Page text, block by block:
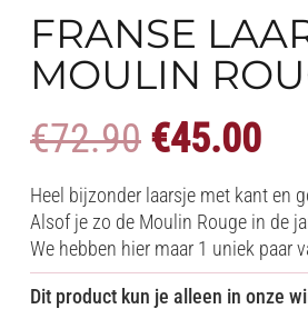
FRANSE
MOULIN
€72.90
prijs
was:
€72.90.
€45.00
is:
Heel bijzonder laarsje met kant en
Alsof je zo de Moulin Rouge in de
We hebben hier maar 1 uniek paar
Dit product kun je alleen in onze